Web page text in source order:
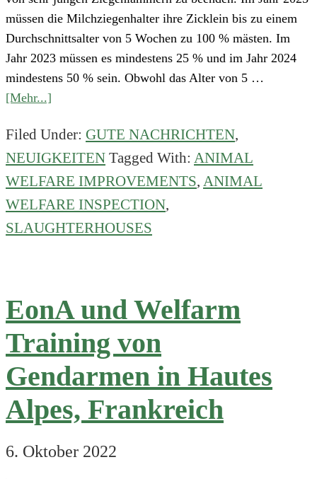
müssen die Milchziegenhalter ihre Zicklein bis zu einem
Durchschnittsalter von 5 Wochen zu 100 % mästen. Im
Jahr 2023 müssen es mindestens 25 % und im Jahr 2024
mindestens 50 % sein. Obwohl das Alter von 5 …
[Mehr...]
von
ganz
jungen
soll
2025
Filed Under: GUTE NACHRICHTEN,
NEUIGKEITEN Tagged With: ANIMAL
WELFARE IMPROVEMENTS, ANIMAL
WELFARE INSPECTION,
SLAUGHTERHOUSES
EonA und Welfarm
Training von
Gendarmen in Hautes
Alpes, Frankreich
6. Oktober 2022